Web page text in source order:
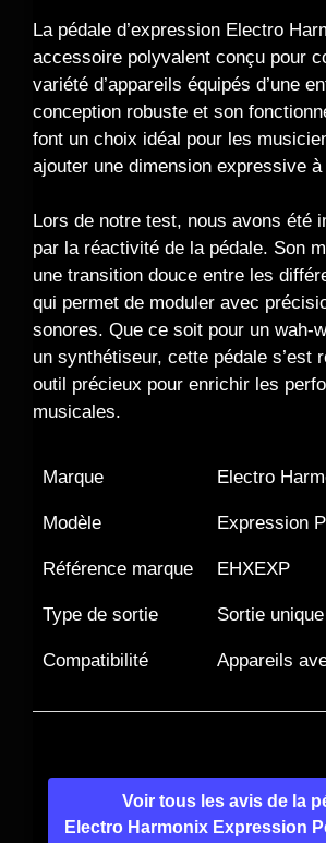
La pédale d’expression Electro
accessoire polyvalent conçu pour
variété d’appareils équipés d’une
conception robuste et son
font un choix idéal pour les
ajouter une dimension expressive à
Lors de notre test, nous avons été
par la réactivité de la pédale. Son
une transition douce entre les
qui permet de moduler avec
sonores. Que ce soit pour un wah-
un synthétiseur, cette pédale s’est
outil précieux pour enrichir les
musicales.
Marque Electro
Modèle Expression
Référence marque EHXEXP
Type de sortie Sortie unique
Compatibilité Appareils
Voir tous les avis de la
Electro Harmonix Expression